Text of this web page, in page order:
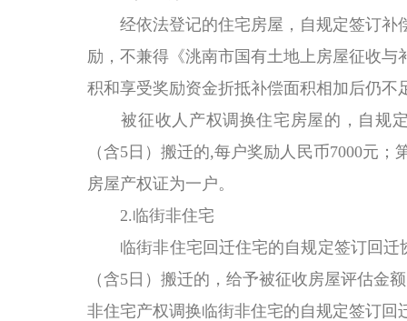
经依法登记的住宅房屋，自规定签订补
励，不兼得《洮南市国有土地上房屋征收
积和享受奖励资金折抵补偿面积相加后仍不
被征收人产权调换住宅房屋的，自规
（含5日）搬迁的,每户奖励人民币7000元
房屋产权证为一户。
2.临街非住宅
临街非住宅回迁住宅的自规定签订回迁
（含5日）搬迁的，给予被征收房屋评估金
非住宅产权调换临街非住宅的自规定签订